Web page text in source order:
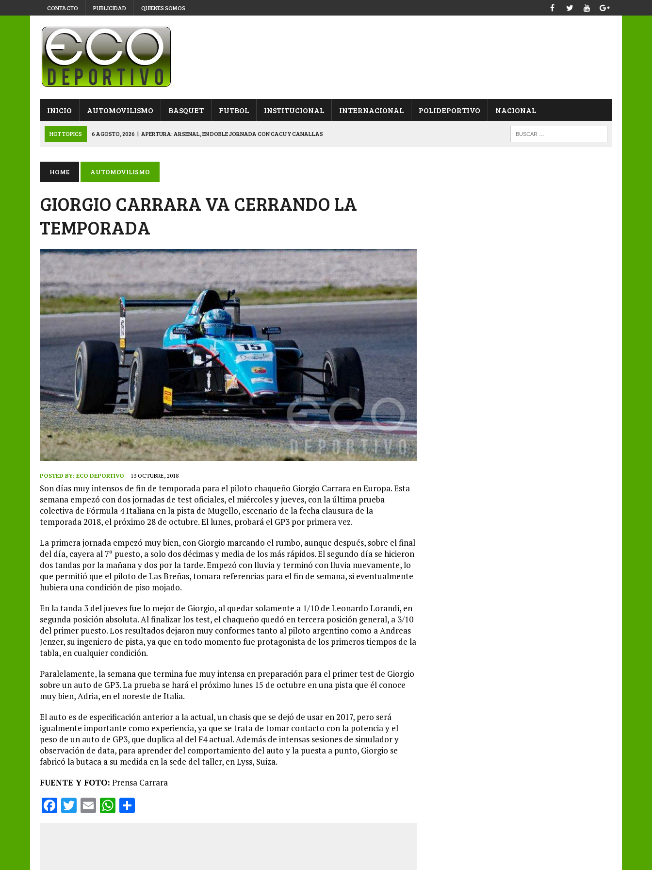
CONTACTO PUBLICIDAD QUIENES SOMOS
INICIO AUTOMOVILISMO BASQUET FUTBOL INSTITUCIONAL INTERNACIONAL POLIDEPORTIVO NACIONAL
HOT TOPICS 6 AGOSTO, 2026 | APERTURA: ARSENAL, EN DOBLE JORNADA CON CACU Y CANALLAS
6 AGOSTO, 2026 | APERTURA: BELGRANO DERROTÓ A NAPENAY Y ES SEMIFINALISTA
7 AGOSTO, 2026 | APERTURA “B”: CACU Y CANALLAS AVANZARON FRENTE A ARSENAL
HOME AUTOMOVILISMO
GIORGIO CARRARA VA CERRANDO LA
TEMPORADA
POSTED BY: ECO DEPORTIVO 13 OCTUBRE, 2018
Son días muy intensos de fin de temporada para el piloto chaqueño Giorgio Carrara en Europa. Esta
semana empezó con dos jornadas de test oficiales, el miércoles y jueves, con la última prueba
colectiva de Fórmula 4 Italiana en la pista de Mugello, escenario de la fecha clausura de la
temporada 2018, el próximo 28 de octubre. El lunes, probará el GP3 por primera vez.
La primera jornada empezó muy bien, con Giorgio marcando el rumbo, aunque después, sobre el final
del día, cayera al 7º puesto, a solo dos décimas y media de los más rápidos. El segundo día se hicieron
dos tandas por la mañana y dos por la tarde. Empezó con lluvia y terminó con lluvia nuevamente, lo
que permitió que el piloto de Las Breñas, tomara referencias para el fin de semana, si eventualmente
hubiera una condición de piso mojado.
En la tanda 3 del jueves fue lo mejor de Giorgio, al quedar solamente a 1/10 de Leonardo Lorandi, en
segunda posición absoluta. Al finalizar los test, el chaqueño quedó en tercera posición general, a 3/10
del primer puesto. Los resultados dejaron muy conformes tanto al piloto argentino como a Andreas
Jenzer, su ingeniero de pista, ya que en todo momento fue protagonista de los primeros tiempos de la
tabla, en cualquier condición.
Paralelamente, la semana que termina fue muy intensa en preparación para el primer test de Giorgio
sobre un auto de GP3. La prueba se hará el próximo lunes 15 de octubre en una pista que él conoce
muy bien, Adria, en el noreste de Italia.
El auto es de especificación anterior a la actual, un chasis que se dejó de usar en 2017, pero será
igualmente importante como experiencia, ya que se trata de tomar contacto con la potencia y el
peso de un auto de GP3, que duplica al del F4 actual. Además de intensas sesiones de simulador y
observación de data, para aprender del comportamiento del auto y la puesta a punto, Giorgio se
fabricó la butaca a su medida en la sede del taller, en Lyss, Suiza.
FUENTE Y FOTO: Prensa Carrara
F T E W